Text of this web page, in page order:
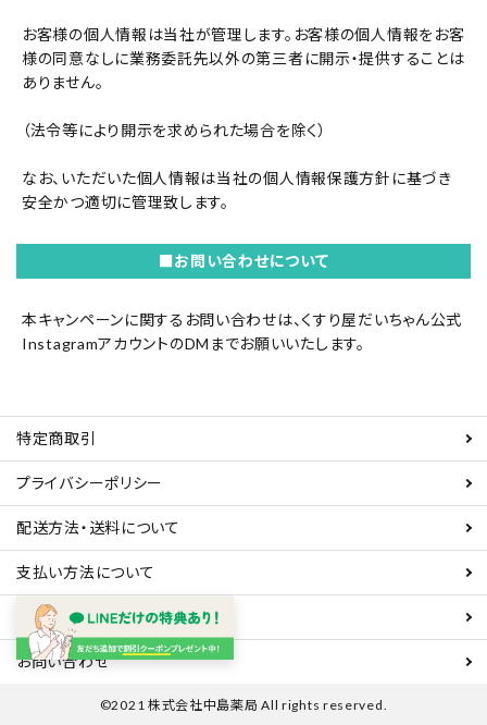
お客様の個人情報は当社が管理します。お客様の個人情報をお客
様の同意なしに業務委託先以外の第三者に開示・提供することは
ありません。
（法令等により開示を求められた場合を除く）
なお、いただいた個人情報は当社の個人情報保護方針に基づき
安全かつ適切に管理致します。
■お問い合わせについて
本キャンペーンに関するお問い合わせは、 くすり屋だいちゃん公式
InstagramアカウントのDMまでお願いいたします。
特定商取引
プライバシーポリシー
配送方法・送料について
支払い方法について
販売資格について
お問い合わせ
©2021 株式会社中島薬局 All rights reserved.